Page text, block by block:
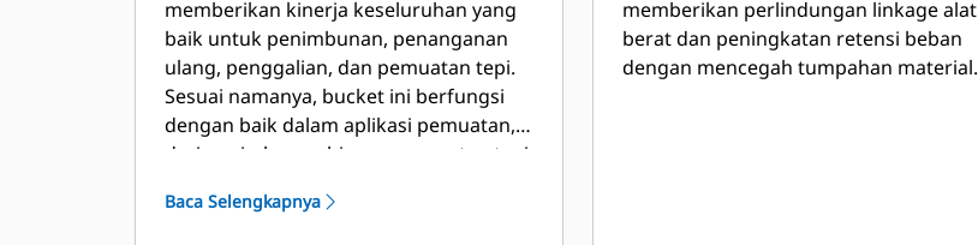
memberikan kinerja keseluruhan yang
baik untuk penimbunan, penanganan
ulang, penggalian, dan pemuatan tepi.
Sesuai namanya, bucket ini berfungsi
dengan baik dalam aplikasi pemuatan,
dari penimbunan hingga pemuatan tepi.
kondisi abrasi standar. Ideal untuk
Baca Selengkapnya
memberikan perlindungan linkage alat
berat dan peningkatan retensi beban
dengan mencegah tumpahan material.